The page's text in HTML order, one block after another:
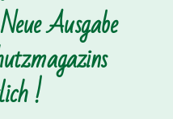
Ausgabe
!